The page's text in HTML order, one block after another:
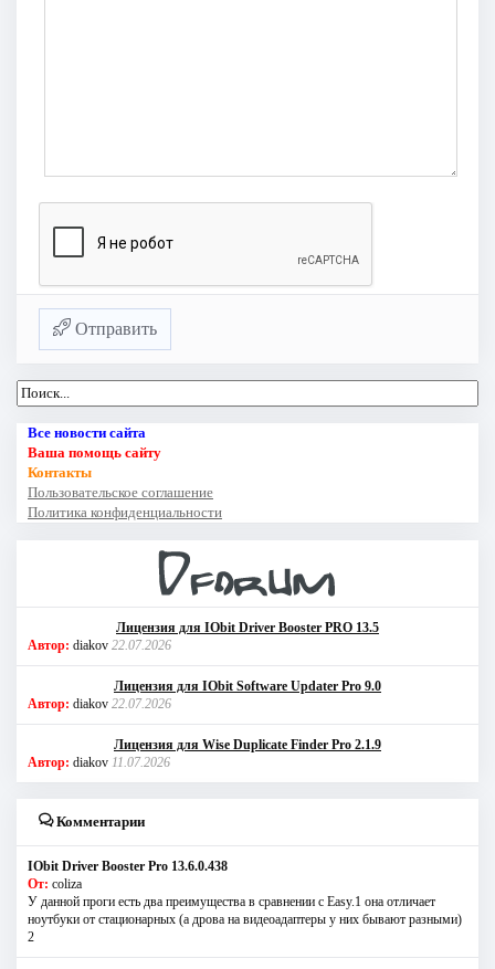
Отправить
Все новости сайта
Ваша помощь сайту
Контакты
Пользовательское соглашение
Политика конфиденциальности
Лицензия для IObit Driver Booster PRO 13.5
Автор: diakov 22.07.2026
Лицензия для IObit Software Updater Pro 9.0
Автор: diakov 22.07.2026
Лицензия для Wise Duplicate Finder Pro 2.1.9
Автор: diakov 11.07.2026
Комментарии
IObit Driver Booster Pro 13.6.0.438
От: coliza
У данной проги есть два преимущества в сравнении с Easy.1 она отличает
ноутбуки от стационарных (а дрова на видеоадаптеры у них бывают разными)
2